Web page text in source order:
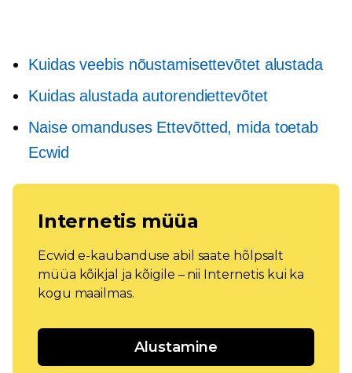
Kuidas veebis nõustamisettevõtet alustada
Kuidas alustada autorendiettevõtet
Naise omandusesEttevõtted, mida toetab
Ecwid
Internetis müüa
Ecwid e-kaubanduse abil saate hõlpsalt
müüa kõikjal ja kõigile – nii Internetis kui ka
kogu maailmas.
Alustamine